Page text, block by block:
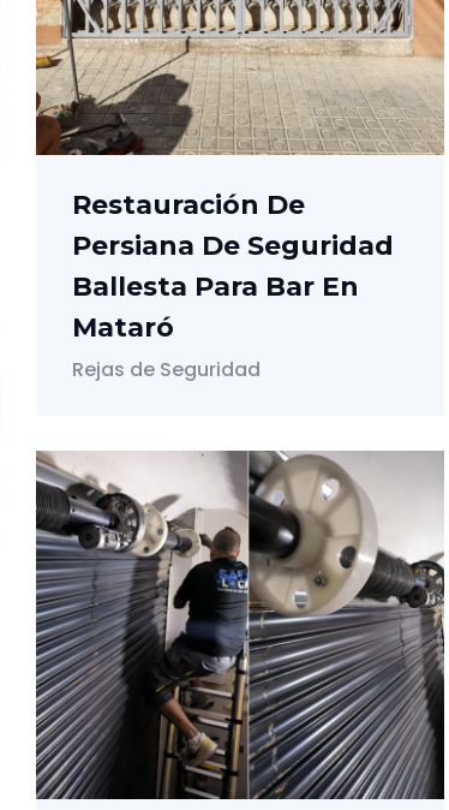
Restauración De
Persiana De Seguridad
Ballesta Para Bar En
Mataró
Rejas de Seguridad